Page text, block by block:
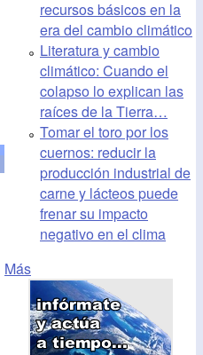
recursos básicos en la
era del cambio climático
Literatura y cambio
climático: Cuando el
colapso lo explican las
raíces de la Tierra…
Tomar el toro por los
cuernos: reducir la
producción industrial de
carne y lácteos puede
frenar su impacto
negativo en el clima
Más